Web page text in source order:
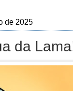
de 2025
da